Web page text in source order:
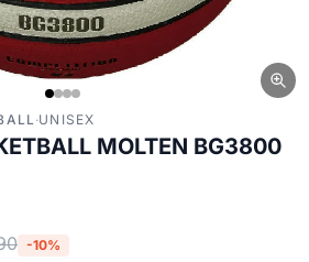
·UNISEX
MOLTEN BG3800
-10%